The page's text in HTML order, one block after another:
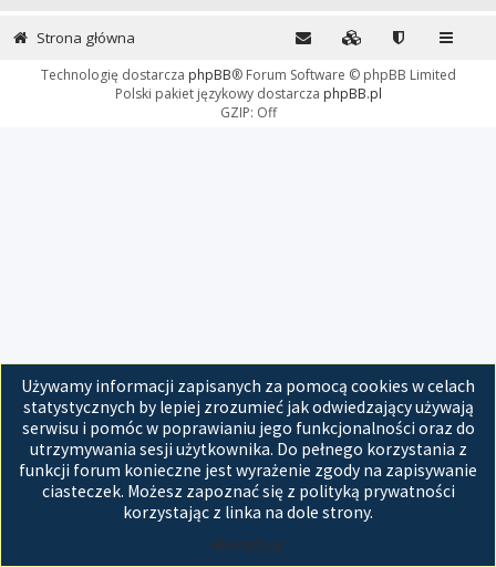
Używamy informacji zapisanych za pomocą cookies w celach
statystycznych by lepiej zrozumieć jak odwiedzający używają
serwisu i pomóc w poprawianiu jego funkcjonalności oraz do
utrzymywania sesji użytkownika. Do pełnego korzystania z
funkcji forum konieczne jest wyrażenie zgody na zapisywanie
ciasteczek. Możesz zapoznać się z polityką prywatności
korzystając z linka na dole strony.
Akceptuję
Strona główna
Technologię dostarcza phpBB® Forum Software © phpBB Limited
Polski pakiet językowy dostarcza phpBB.pl
GZIP: Off